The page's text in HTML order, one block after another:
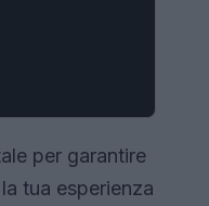
per garantire
tua esperienza